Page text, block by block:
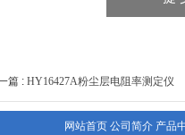
篇 : HY16427A粉尘层电阻率测定仪
网站首页 公司简介 产品